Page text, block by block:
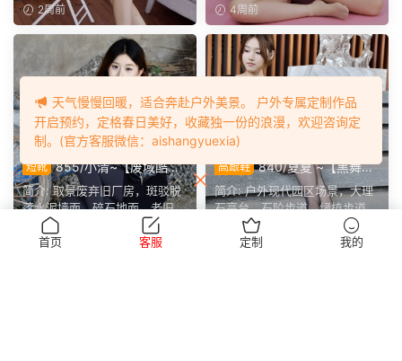
桌，布置简约居家。月...
2周前
瑜伽垫丰富画面层次。...
4周前
短靴 855/小清~【废域酷
影】旧厂房皮裙灰袜马丁靴，
多样姿态演绎冷艳氛围感。
简介: 取景废弃旧厂房，斑驳脱
落水泥墙面、碎石地面、老旧沙
发、破旧手推车与杂物...
4周前
高跟鞋 840/夏夏 ~【黑舞蹈
服】黑袜衬足身姿曼妙，外景
定格冷艳优雅风情。
简介: 户外现代园区场景，大理
石高台、石阶步道、绿植步道与
林荫道路兼具质感与生...
2026-06-25
首页 客服 定制 我的
天气慢慢回暖，适合奔赴户外美景。 户外专属定制作品
开启预约，定格春日美好，收藏独一份的浪漫，欢迎咨询定
制。(官方客服微信：aishangyuexia)